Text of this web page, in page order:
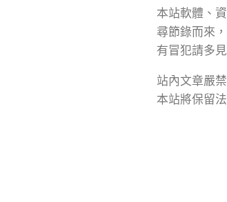
本站軟體、
尋節錄而來
有冒犯請多見
站內文章嚴
本站將保留